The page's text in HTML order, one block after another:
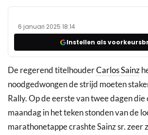
6 januari 2025 18:14
Instellen als
De regerend titelhouderCarlos Sainz
noodgedwongen de strijd moeten
Rally. Op de eerste van twee dagen die
maandag in het teken stonden van de
marathonetappe crashte Sainz sr. zeer